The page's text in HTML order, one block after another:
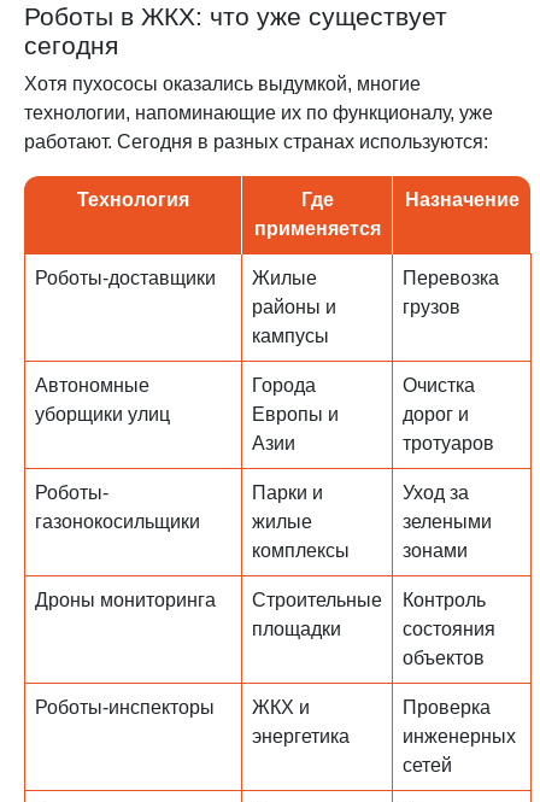
Роботы в ЖКХ: что уже существует
сегодня
Хотя пухососы оказались выдумкой, многие
технологии, напоминающие их по функционалу, уже
работают. Сегодня в разных странах используются:
Технология
Где
применяется
Назначение
Роботы-доставщики
Жилые
районы и
кампусы
Перевозка
грузов
Автономные
уборщики улиц
Города
Европы и
Азии
Очистка
дорог и
тротуаров
Роботы-
газонокосильщики
Парки и
жилые
комплексы
Уход за
зелеными
зонами
Дроны мониторинга
Строительные
площадки
Контроль
состояния
объектов
Роботы-инспекторы
ЖКХ и
энергетика
Проверка
инженерных
сетей